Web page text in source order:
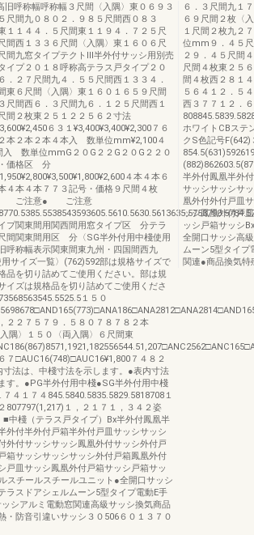
呼称幅呼称幅３尺間〈入隅〉東０６９３
尺間九０８０２．９８５尺間西０８３
１１４４．５尺間東１１９４．７２５尺
間西１３３６尺間〈入隅〉東１６０６尺
間九窓タイプテクトⅢ半外付サッシ用別売
イプ２０１８呼称高テラス戸タイプ２０
．２７尺間九４．５５尺間西１３３４．
東６尺間〈入隅〉東１６０１６５９尺間
尺間西６．３尺間九６．１２５尺間西１
間２枚東２５１２２５６２寸法
６３１¥3,400¥3,400¥2,300７６
本２本２本４本入 数単位mm¥2,100４
入 数単位mmG２０G２２G２０G２２０
価格区 分
４本４本６
４本４本７７３記号・価格９尺間４枚
４ ご注意● ご注意
プ関東間用関西間用窓タイプ区 分テラ
間関東間用区 分〈SG半外付用中棧使用
呼称幅表示関東間東九州・四国間西九
用サイズ一覧〉(762)592部は規格サイズで
品を切り詰めてご使用ください。部は規
イズは規格品を切り詰めてご使用くださ
１５０
２２７５７９．５８０７８７８２本
隅〉１５０〈両入隅〉６尺間東
７□AUC16(748)□AUC16¥1,800７４８２
法は、中棧寸法を示します。●表内寸法
す。●PG半外付用中棧●SG半外付用中棧
１７４845.5840.5835.5829.5818708１
807797(1,217)１，２１７１，３４２姿
中棧（テラス戸タイプ）Bx半外付鳳凰半
外付半外付戸箱半外付戸皿サッシサッシ
外付サッシサッシ鳳凰外付サッシ外付戸
箱サッシサッシサッシ外付戸箱鳳凰外付
戸皿サッシ鳳凰外付戸箱サッシ戸箱サッ
スチールスチールユニット●全開口サッシ
ラスドアシェルムーン5型タイプ電動E手
シアルミ電動窓関連高級サッシ換気商品
・防音引違いサッシ３０506６０１３７０
６．３尺間九１
６９尺間２枚〈
１尺間２枚九２
位mm９．４５
２９．４５尺間
尺間４枚東２５
間４枚西２８１
５６４１２．５
西３７７１２．
ホワイトCBステ
クS色記号
半外付鳳凰半外
サッシサッシサ
凰外付外付戸皿
ッシ鳳凰外付戸
ッシ戸箱サッシ
全開口サッシ高
ムーン5型タイ
関連●商品換気特